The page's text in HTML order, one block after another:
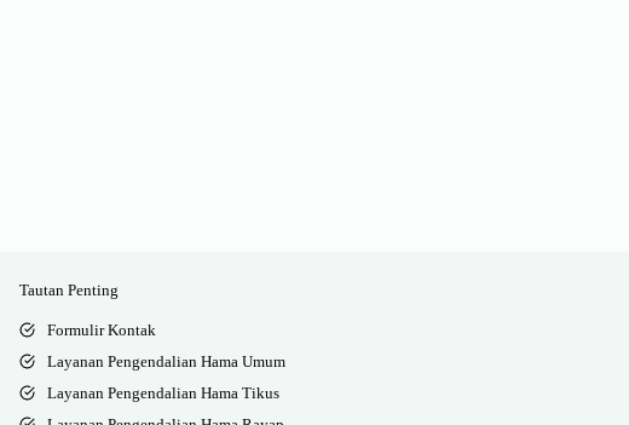
Tautan Penting
Formulir Kontak
Layanan Pengendalian Hama Umum
Layanan Pengendalian Hama Tikus